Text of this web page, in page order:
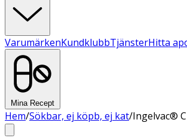
VarumärkenKundklubbTjänsterHitta
Mina Recept
Hem/Sökbar, ej köpb, ej kat/Ingelvac®